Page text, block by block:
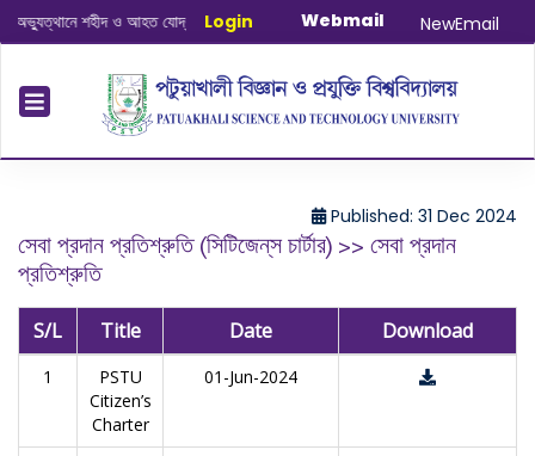
শহীদ ও আহত যোদ্ধাদের স্মরণে আলোচনা সভা ও দোয়া অনুষ্ঠান সংক্রান্ত|
Login Webmail NewEmail
Published: 31 Dec 2024
সেবা প্রদান প্রতিশ্রুতি (সিটিজেন্‌স চার্টার) >> সেবা প্রদান
প্রতিশ্রুতি
S/L Title Date Download
1
PSTU
Citizen’s
Charter
01-Jun-2024